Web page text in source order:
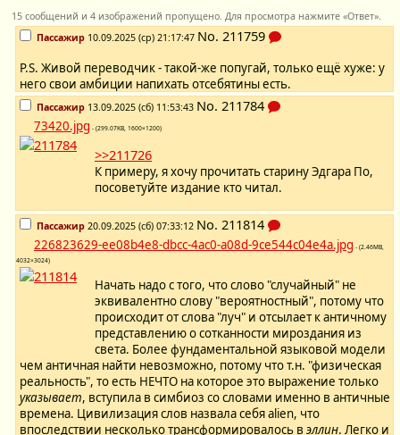
15 сообщений и 4 изображений пропущено. Для просмотра нажмите «Ответ».
Пассажир 10.09.2025 (ср) 21:17:47 No. 211759
P.S. Живой переводчик - такой-же попугай, только ещё хуже: у
него свои амбиции напихать отсебятины есть.
Пассажир 13.09.2025 (сб) 11:53:43 No. 211784
73420.jpg - (299.07KB, 1600×1200)
>>211726
К примеру, я хочу прочитать старину Эдгара По,
посоветуйте издание кто читал.
Пассажир 20.09.2025 (сб) 07:33:12 No. 211814
226823629-ee08b4e8-dbcc-4ac0-a08d-9ce544c04e4a.jpg - (2.46MB,
4032×3024)
Начать надо с того, что слово "случайный" не
эквивалентно слову "вероятностный", потому что
происходит от слова "луч" и отсылает к античному
представлению о сотканности мироздания из
света. Более фундаментальной языковой модели
чем античная найти невозможно, потому что т.н. "физическая
реальность", то есть НЕЧТО на которое это выражение только
указывает, вступила в симбиоз со словами именно в античные
времена. Цивилизация слов назвала себя alien, что
впоследствии несколько трансформировалось в эллин. Легко и